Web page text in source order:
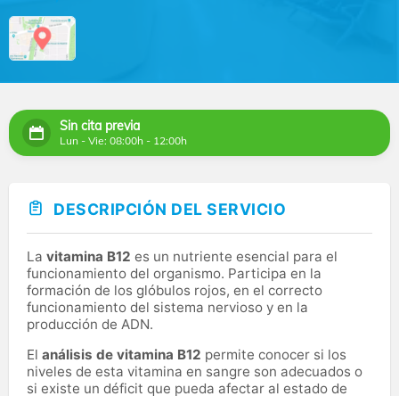
Sin cita previa
Lun - Vie: 08:00h - 12:00h
DESCRIPCIÓN DEL SERVICIO
La vitamina B12 es un nutriente esencial para el
funcionamiento del organismo. Participa en la
formación de los glóbulos rojos, en el correcto
funcionamiento del sistema nervioso y en la
producción de ADN.
El análisis de vitamina B12 permite conocer si los
niveles de esta vitamina en sangre son adecuados o
si existe un déficit que pueda afectar al estado de